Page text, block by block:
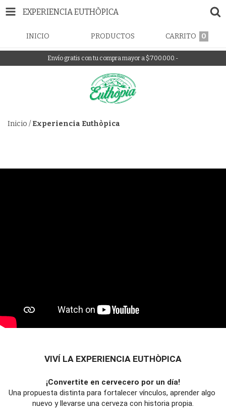
EXPERIENCIA EUTHÒPICA
INICIO PRODUCTOS CARRITO 0
Envío gratis con tu compra mayor a $700.000.-
Inicio / Experiencia Euthòpica
VIVÍ LA EXPERIENCIA EUTHÒPICA
¡Convertite en cervecero por un día!
Una propuesta distinta para fortalecer vínculos, aprender algo
nuevo y llevarse una cerveza con historia propia.